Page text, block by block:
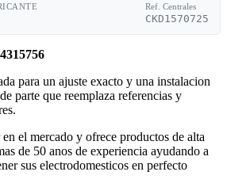
Ref. Centrales
CKD1570725
4315756
para un ajuste exacto y una instalacion
parte que reemplaza referencias y
el mercado y ofrece productos de alta
de 50 anos de experiencia ayudando a
sus electrodomesticos en perfecto